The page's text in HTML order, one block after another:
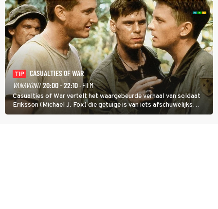
TIP
CASUALTIES OF WAR
VANAVOND 20:00 - 22:10· FILM
Casualties of War vertelt het waargebeurde verhaal van soldaat
Eriksson (Michael J. Fox) die getuige is van iets afschuwelijks
tijdens de Vietnamoorlog. Hij besluit uit de school te klappen.